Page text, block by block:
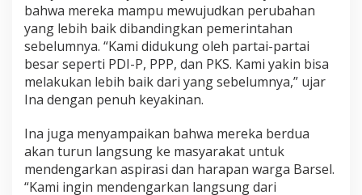
bahwa mereka mampu mewujudkan perubahan
yang lebih baik dibandingkan pemerintahan
sebelumnya. “Kami didukung oleh partai-partai
besar seperti PDI-P, PPP, dan PKS. Kami yakin bisa
melakukan lebih baik dari yang sebelumnya,” ujar
Ina dengan penuh keyakinan.
Ina juga menyampaikan bahwa mereka berdua
akan turun langsung ke masyarakat untuk
mendengarkan aspirasi dan harapan warga Barsel.
“Kami ingin mendengarkan langsung dari